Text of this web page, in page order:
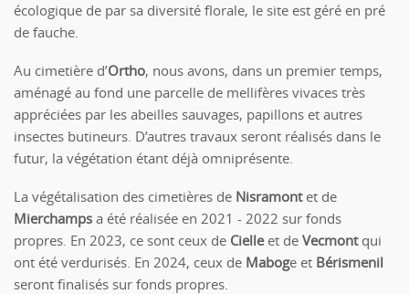
écologique de par sa diversité florale, le site est géré en pré
de fauche.
Au cimetière d’Ortho, nous avons, dans un premier temps,
aménagé au fond une parcelle de mellifères vivaces très
appréciées par les abeilles sauvages, papillons et autres
insectes butineurs. D’autres travaux seront réalisés dans le
futur, la végétation étant déjà omniprésente.
La végétalisation des cimetières de Nisramontet de
Mierchamps a été réalisée en 2021 - 2022 sur fonds
propres. En 2023, ce sont ceux de Cielleet de Vecmontqui
ont été verdurisés. En 2024, ceux de Maboge et Bérismenil
seront finalisés sur fonds propres.